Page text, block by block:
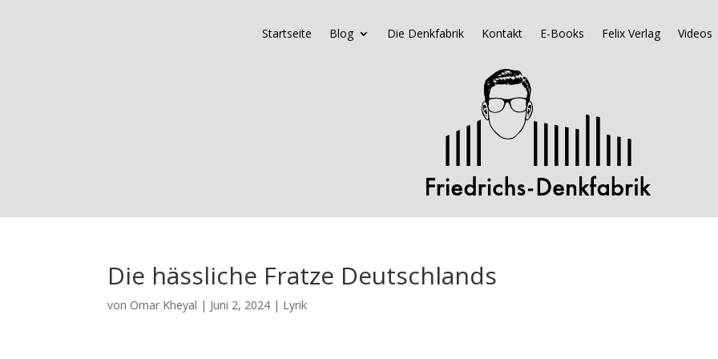
Startseite Blog Die Denkfabrik Kontakt E-Books Felix Verlag Videos
Die hässliche Fratze Deutschlands
von Omar Kheyal | Juni 2, 2024 | Lyrik